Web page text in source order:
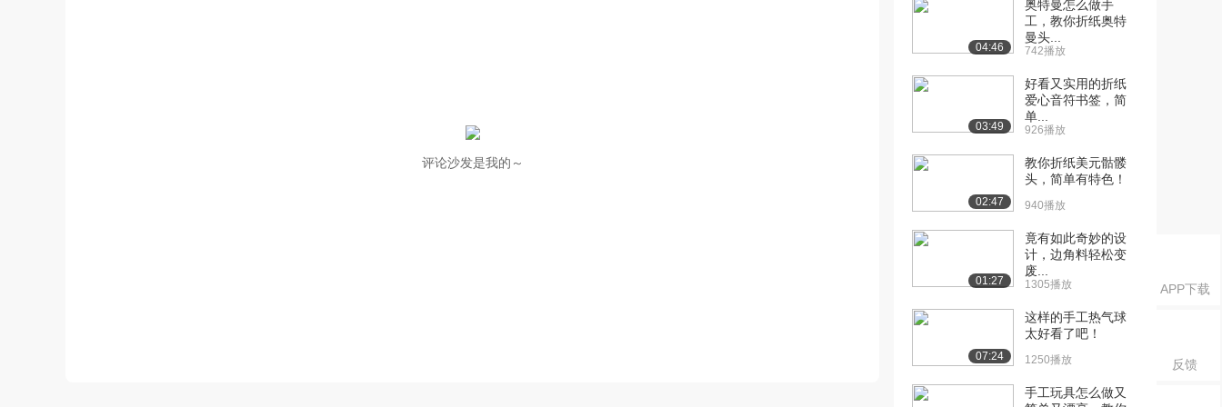
APP下载
反馈
评论沙发是我的～
04:46
奥特曼怎么做手
工，教你折纸奥特
曼头...
742播放
03:49
好看又实用的折纸
爱心音符书签，简
单...
926播放
02:47
教你折纸美元骷髅
头，简单有特色！
940播放
01:27
竟有如此奇妙的设
计，边角料轻松变
废...
1305播放
07:24
这样的手工热气球
太好看了吧！
1250播放
手工玩具怎么做又